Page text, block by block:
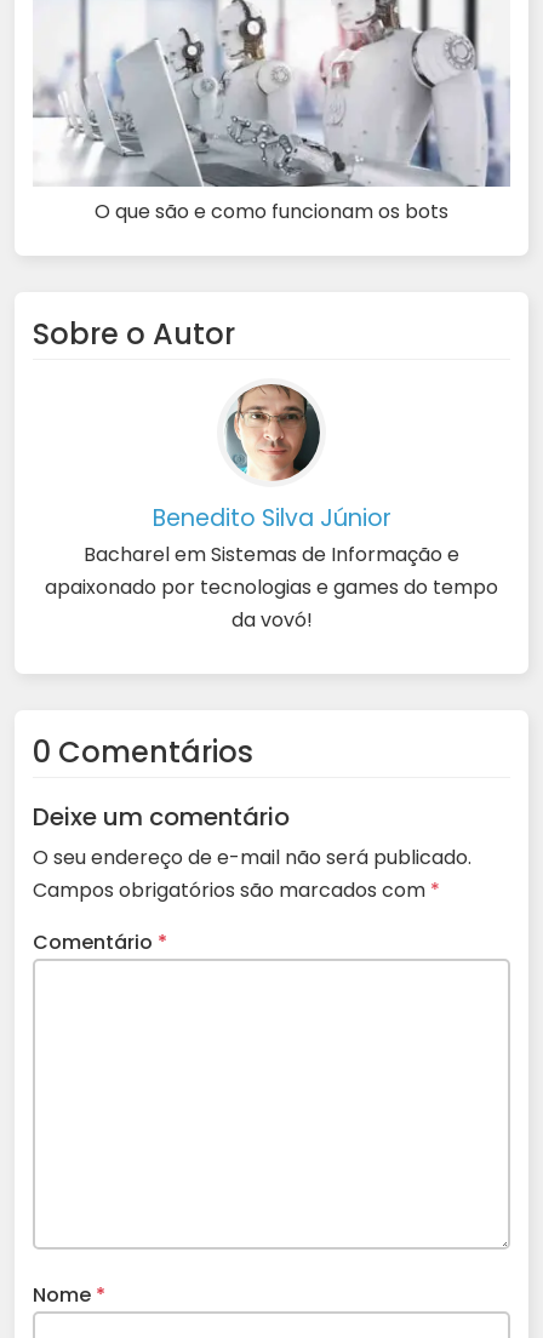
O que são e como funcionam os bots
Sobre o Autor
Benedito Silva Júnior
Bacharel em Sistemas de Informação e
apaixonado por tecnologias e games do tempo
da vovó!
0 Comentários
Deixe um comentário
O seu endereço de e-mail não será publicado.
Campos obrigatórios são marcados com *
Comentário *
Nome *